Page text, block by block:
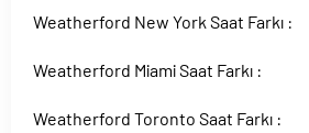
Weatherford New York Saat Farkı :
Weatherford Miami Saat Farkı :
Weatherford Toronto Saat Farkı :